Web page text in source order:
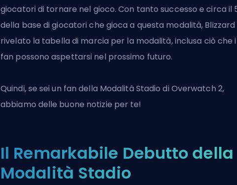
giocatori di tornare nel gioco. Con tanto successo e circa il
della base di giocatori che gioca a questa modalità, Blizzard
rivelato la tabella di marcia per la modalità, inclusa ciò che i
fan possono aspettarsi nel prossimo futuro.
Quindi, se sei un fan della Modalità Stadio di Overwatch 2,
abbiamo delle buone notizie per te!
Il Remarkabile Debutto della
Modalità Stadio